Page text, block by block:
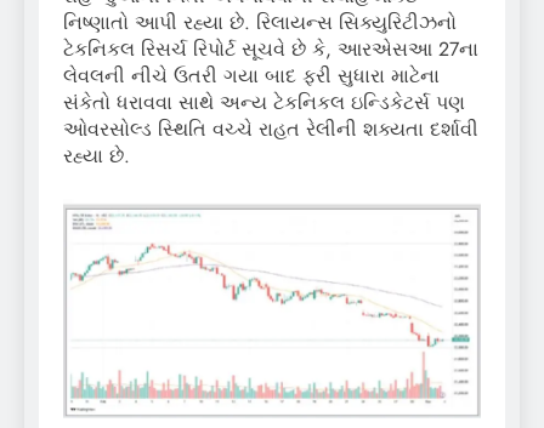
નિષ્ણાતો આપી રહ્યા છે. રિલાયન્સ સિક્યુરિટીઝનો
ટેકનિકલ રિસર્ચ રિપોર્ટ સૂચવે છે કે, આરએસઆ 27ના
લેવલની નીચે ઉતરી ગયા બાદ ફરી સુધારા માટેના
સંકેતો ધરાવવા સાથે અન્ય ટેકનિકલ ઇન્ડિકેટર્સ પણ
ઓવરસોલ્ડ સ્થિતિ વચ્ચે રાહત રેલીની શક્યતા દર્શાવી
રહ્યા છે.